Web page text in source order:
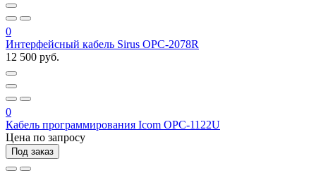
0
Интерфейсный кабель Sirus OPC-2078R
12 500 руб.
0
Кабель программирования Icom OPC-1122U
Цена по запросу
Под заказ